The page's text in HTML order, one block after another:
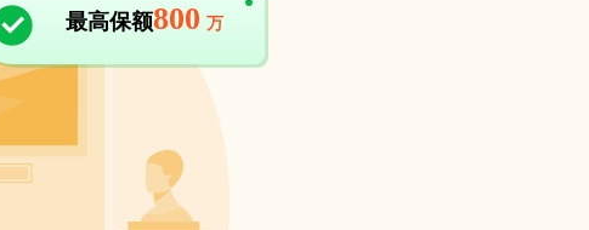
最高保额800 万